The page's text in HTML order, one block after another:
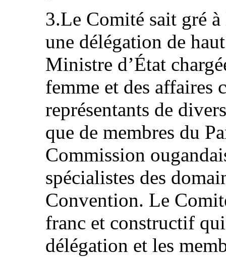
3.Le Comité sait gré
une délégation de
Ministre d’État
femme et des affaires
représentants de
que de membres du
Commission
spécialistes des
Convention. Le
franc et constructif
délégation et les